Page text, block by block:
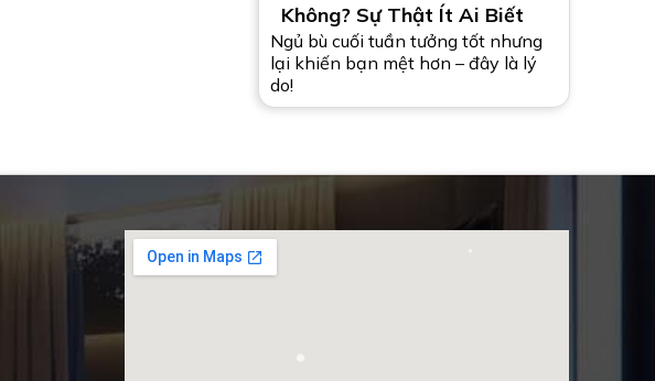
Không? Sự Thật Ít Ai Biết
Ngủ bù cuối tuần tưởng tốt nhưng
lại khiến bạn mệt hơn – đây là lý
do!